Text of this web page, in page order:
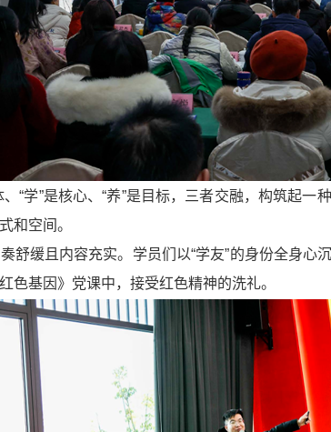
、“学”是核心、“养”是目标，三者交融，构筑起
和空间。
舒缓且内容充实。学员们以“学友”的身份全身
色基因》党课中，接受红色精神的洗礼。